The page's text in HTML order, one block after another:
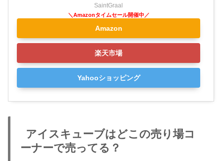
SaintGraal
Amazon
楽天市場
Yahooショッピング
アイスキューブはどこの売り場コ
ーナーで売ってる？